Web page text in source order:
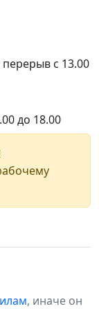
с 13.00
до 18.00
, иначе он